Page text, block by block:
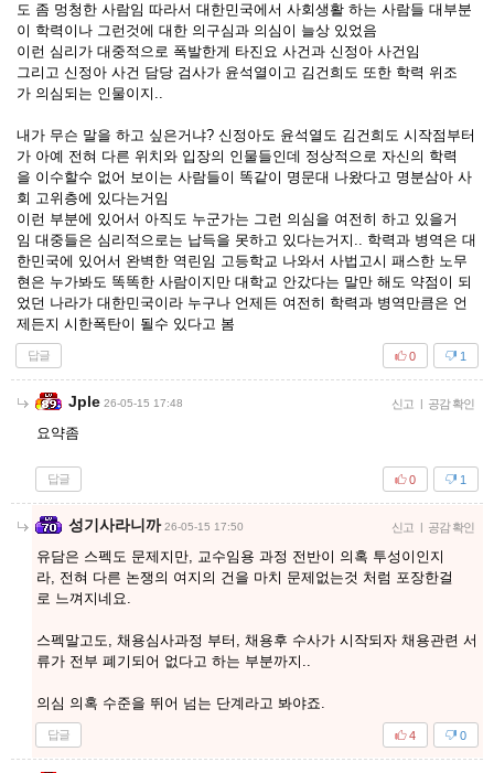
도 좀 멍청한 사람임 따라서 대한민국에서 사회생활 하는 사람들 대부분
이 학력이나 그런것에 대한 의구심과 의심이 늘상 있었음
이런 심리가 대중적으로 폭발한게 타진요 사건과 신정아 사건임
그리고 신정아 사건 담당 검사가 윤석열이고 김건희도 또한 학력 위조
가 의심되는 인물이지..
내가 무슨 말을 하고 싶은거냐? 신정아도 윤석열도 김건희도 시작점부터
가 아예 전혀 다른 위치와 입장의 인물들인데 정상적으로 자신의 학력
을 이수할수 없어 보이는 사람들이 똑같이 명문대 나왔다고 명분삼아 사
회 고위층에 있다는거임
이런 부분에 있어서 아직도 누군가는 그런 의심을 여전히 하고 있을거
임 대중들은 심리적으로는 납득을 못하고 있다는거지.. 학력과 병역은 대
한민국에 있어서 완벽한 역린임 고등학교 나와서 사법고시 패스한 노무
현은 누가봐도 똑똑한 사람이지만 대학교 안갔다는 말만 해도 약점이 되
었던 나라가 대한민국이라 누구나 언제든 여전히 학력과 병역만큼은 언
제든지 시한폭탄이 될수 있다고 봄
답글 1
0
Jple 26-05-15 17:48 신고 | 공감 확인
요약좀
답글 1
0
성기사라니까 26-05-15 17:50 신고 | 공감 확인
유담은 스펙도 문제지만, 교수임용 과정 전반이 의혹 투성이인지
라, 전혀 다른 논쟁의 여지의 건을 마치 문제없는것 처럼 포장한걸
로 느껴지네요.
스펙말고도, 채용심사과정 부터, 채용후 수사가 시작되자 채용관련 서
류가 전부 폐기되어 없다고 하는 부분까지..
의심 의혹 수준을 뛰어 넘는 단계라고 봐야죠.
답글 0
4